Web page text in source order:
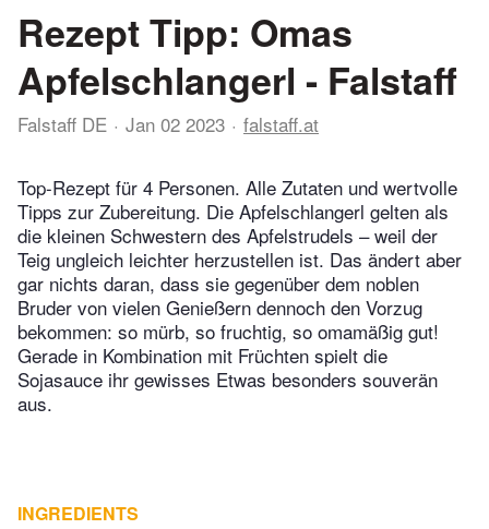
Rezept Tipp: Omas
Apfelschlangerl - Falstaff
Falstaff DE Jan 02 2023 falstaff.at
Top-Rezept für 4 Personen. Alle Zutaten und wertvolle
Tipps zur Zubereitung. Die Apfelschlangerl gelten als
die ­kleinen Schwestern des Apfelstrudels – weil der
Teig ungleich leichter ­herzustellen ist. Das ändert aber
gar nichts daran, dass sie gegenüber dem noblen
Bruder von vielen Genießern dennoch den Vorzug
bekommen: so mürb, so fruchtig, so omamäßig gut!
Gerade in Kombination mit Früchten spielt die
Sojasauce ihr gewisses Etwas ­besonders souverän
aus.
INGREDIENTS